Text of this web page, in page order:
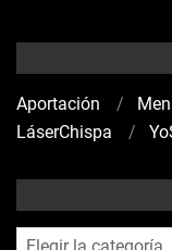
Aportación
LáserChispa
blog